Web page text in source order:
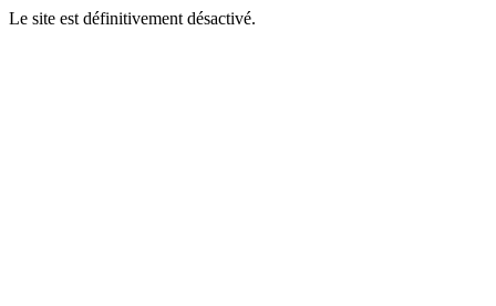
Le site est définitivement désactivé.